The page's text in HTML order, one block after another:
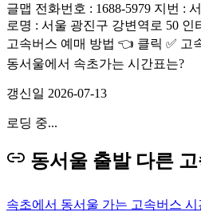
글맵 전화번호 : 1688-5979 지번 :
로명 : 서울 광진구 강변역로 50 인
고속버스 예매 방법 👈 클릭 ✅ 고
동서울에서 속초가는 시간표는?
갱신일 2026-07-13
로딩 중...
동서울 출발 다른
속초에서 동서울 가는 고속버스